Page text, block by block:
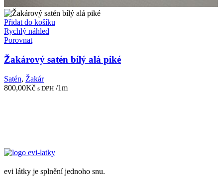
Přidat do košíku
Rychlý náhled
Porovnat
Žakárový satén bílý alá piké
Satén, Žakár
800,00Kč s DPH /1m
evi látky je splnění jednoho snu.